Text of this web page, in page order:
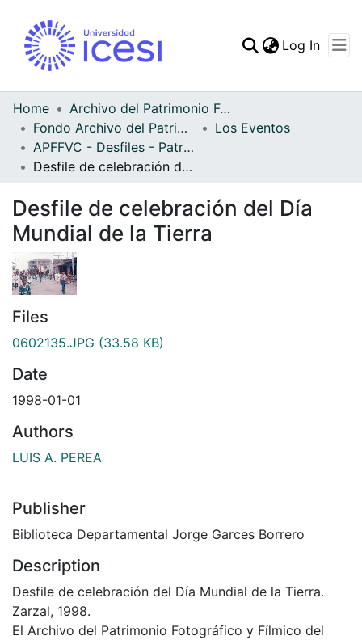
Statistics
Log In
Home
Archivo del Patrimonio Fotográfico y Fílmico del Valle del Cauca
Fondo Archivo del Patrimonio Fotográfico y Fílmico del Valle del Cauca
Los Eventos
APFFVC - Desfiles - Patrimonial
Desfile de celebración del Día Mundial de la Tierra
Desfile de celebración del Día
Mundial de la Tierra
Files
0602135.JPG (33.58 KB)
Date
1998-01-01
Authors
LUIS A. PEREA
Publisher
Biblioteca Departamental Jorge Garces Borrero
Description
Desfile de celebración del Día Mundial de la Tierra.
Zarzal, 1998.
El Archivo del Patrimonio Fotográfico y Fílmico del